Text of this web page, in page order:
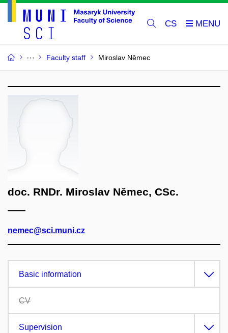
CS
Faculty staff Miroslav Němec
doc. RNDr. Miroslav Němec, CSc.
nemec@sci.muni.cz
Basic information
CV
Supervision